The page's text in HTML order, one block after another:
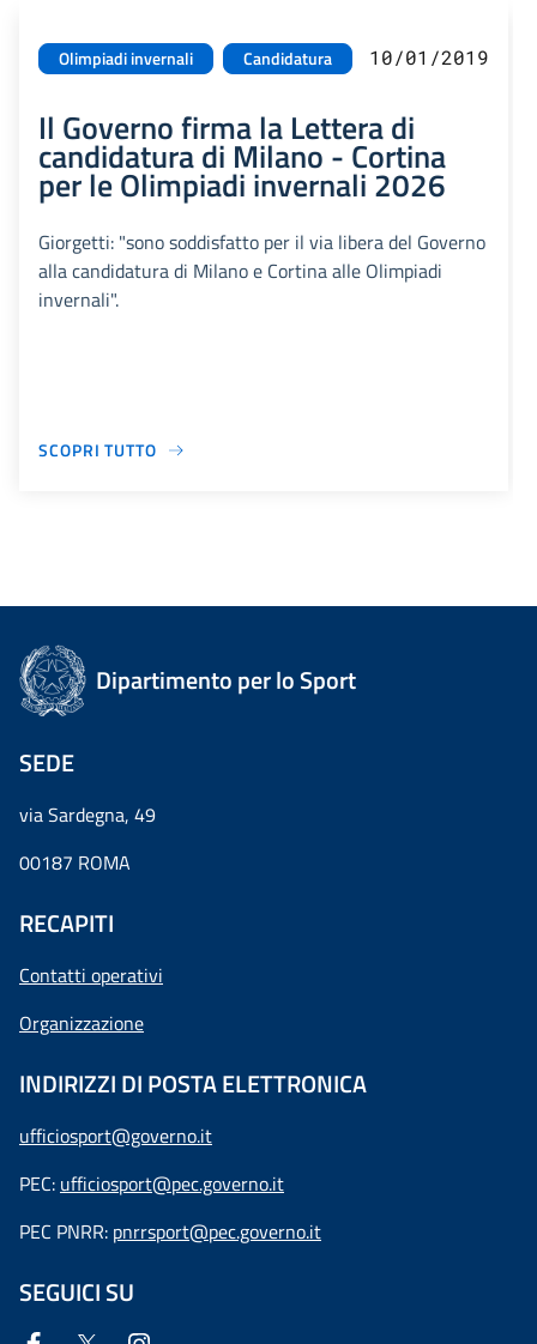
Olimpiadi invernali Candidatura 10/01/2019
Il Governo firma la Lettera di
candidatura di Milano - Cortina
per le Olimpiadi invernali 2026
Giorgetti: "sono soddisfatto per il via libera del Governo
alla candidatura di Milano e Cortina alle Olimpiadi
invernali".
SCOPRI TUTTO
Dipartimento per lo Sport
SEDE
via Sardegna, 49
00187 ROMA
RECAPITI
Contatti operativi
Organizzazione
INDIRIZZI DI POSTA ELETTRONICA
ufficiosport@governo.it
PEC: ufficiosport@pec.governo.it
PEC PNRR: pnrrsport@pec.governo.it
SEGUICI SU